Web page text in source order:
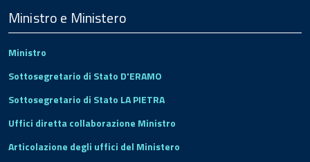
Footer
Ministro e Ministero
Ministro
Sottosegretario di Stato D'ERAMO
Sottosegretario di Stato LA PIETRA
Uffici diretta collaborazione Ministro
Articolazione degli uffici del Ministero